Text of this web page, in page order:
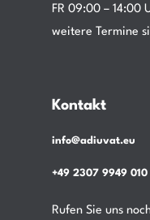
FR 09:00 – 14:00
weitere Termine
Kontakt
info@adiuvat.eu
+49 2307 9949 010
Rufen Sie uns